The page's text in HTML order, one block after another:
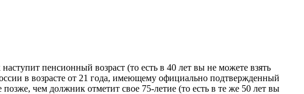
пенсионный возраст (то есть в 40 лет вы не можете взять
в возрасте от 21 года, имеющему официально подтвержденный
чем должник отметит свое 75-летие (то есть в те же 50 лет вы